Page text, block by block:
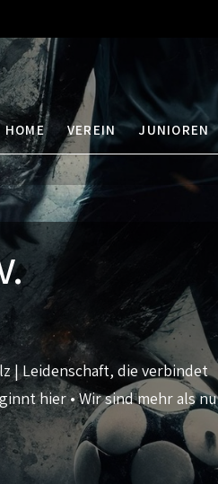
HOME VEREIN JUNIOREN
| Leidenschaft, die verbindet
hier • Wir sind mehr als